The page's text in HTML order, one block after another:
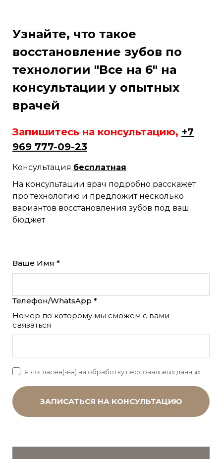
Узнайте, что такое
восстановление зубов по
технологии "Все на 6" на
консультации у опытных
врачей
Запишитесь на консультацию, +7
969 777-09-23
Консультация бесплатная
На консультации врач подробно расскажет
про технологию и предложит несколько
вариантов восстановления зубов под ваш
бюджет
Ваше Имя *
Телефон/WhatsApp *
Номер по которому мы сможем с вами
связаться
ЗАПИСАТЬСЯ НА КОНСУЛЬТАЦИЮ
Я согласен(-на) на обработку персональных данных